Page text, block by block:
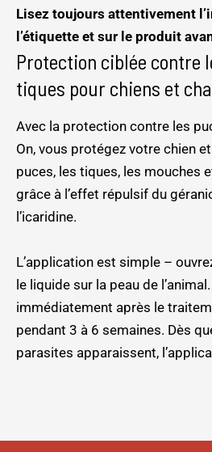
Lisez toujours attentivement
l’étiquette et sur le produit
Protection ciblée contre
tiques pour chiens et
Avec la protection contre les
On, vous protégez votre chien
puces, les tiques, les mouches
grâce à l’effet répulsif du
l’icaridine.
L’application est simple –
le liquide sur la peau de
immédiatement après le
pendant 3 à 6 semaines. Dès
parasites apparaissent,